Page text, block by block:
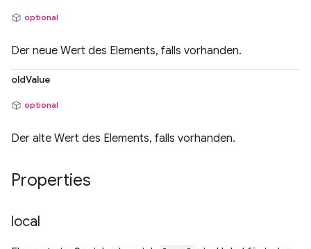
optional
Der neue Wert des Elements, falls vorhanden.
oldValue
optional
Der alte Wert des Elements, falls vorhanden.
Properties
local